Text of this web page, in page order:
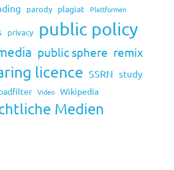
parody plagiat Plattformen
privacy public policy
public sphere remix
licence SSRN study
Video Wikipedia
Medien